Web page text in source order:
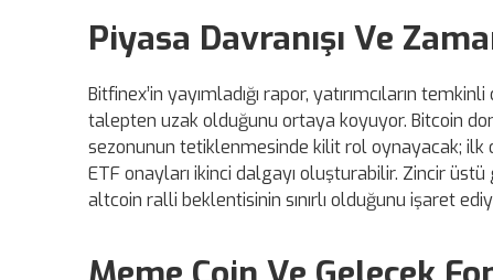
Piyasa Davranışı Ve
Bitfinex’in yayımladığı rapor, yatırımcıların
talepten uzak olduğunu ortaya koyuyor. Bitcoin
sezonunun tetiklenmesinde kilit rol oynayacak; ilk
ETF onayları ikinci dalgayı oluşturabilir. Zincir
altcoin ralli beklentisinin sınırlı olduğunu işaret